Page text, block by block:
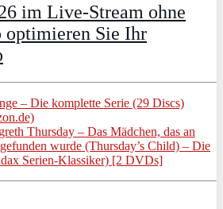
im Live-Stream ohne
optimieren Sie Ihr
– Die komplette Serie (29 Discs)
Thursday – Das Mädchen, das an
wurde (Thursday’s Child) – Die
Serien-Klassiker) [2 DVDs]